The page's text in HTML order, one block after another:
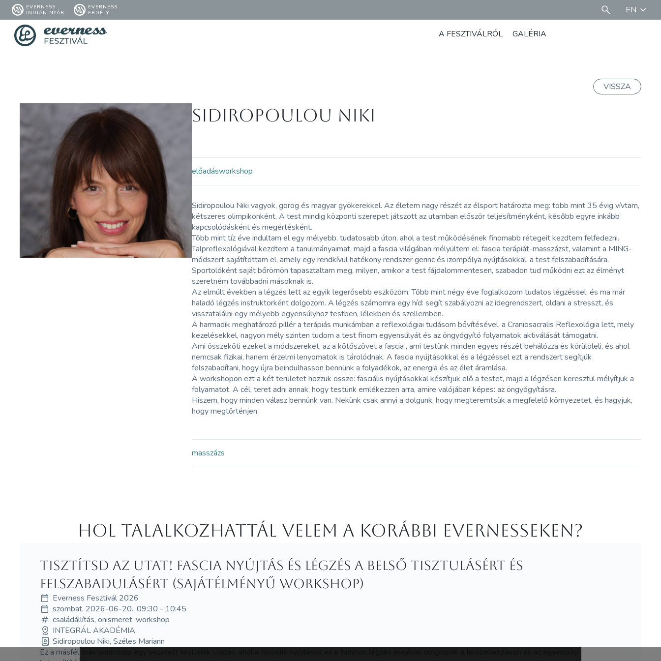
EVERNESS
INDIÁN NYÁR
EVERNESS
ERDÉLY
EN
A FESZTIVÁLRÓL GALÉRIA
VISSZA
Sidiropoulou Niki
előadásworkshop
Sidiropoulou Niki vagyok, görög és magyar gyökerekkel. Az életem nagy részét az élsport határozta meg: több mint 35 évig vívtam,
kétszeres olimpikonként. A test mindig központi szerepet játszott az utamban először teljesítményként, később egyre inkább
kapcsolódásként és megértésként.
Több mint tíz éve indultam el egy mélyebb, tudatosabb úton, ahol a test működésének finomabb rétegeit kezdtem felfedezni.
Talpreflexológiával kezdtem a tanulmányaimat, majd a fascia világában mélyültem el: fascia terápiát-masszázst, valamint a MING-
módszert sajátítottam el, amely egy rendkívül hatékony rendszer gerinc és izompólya nyújtásokkal, a test felszabadítására.
Sportolóként saját bőrömön tapasztaltam meg, milyen, amikor a test fájdalommentesen, szabadon tud működni ezt az élményt
szeretném továbbadni másoknak is.
Az elmúlt években a légzés lett az egyik legerősebb eszközöm. Több mint négy éve foglalkozom tudatos légzéssel, és ma már
haladó légzés instruktorként dolgozom. A légzés számomra egy híd: segít szabályozni az idegrendszert, oldani a stresszt, és
visszatalálni egy mélyebb egyensúlyhoz testben, lélekben és szellemben.
A harmadik meghatározó pillér a terápiás munkámban a reflexológiai tudásom bővítésével, a Craniosacralis Reflexológia lett, mely
kezelésekkel, nagyon mély szinten tudom a test finom egyensúlyát és az öngyógyító folyamatok aktiválását támogatni.
Ami összeköti ezeket a módszereket, az a kötőszövet a fascia , ami testünk minden egyes részét behálózza és körülöleli, és ahol
nemcsak fizikai, hanem érzelmi lenyomatok is tárolódnak. A fascia nyújtásokkal és a légzéssel ezt a rendszert segítjük
felszabadítani, hogy újra beindulhasson bennünk a folyadékok, az energia és az élet áramlása.
A workshopon ezt a két területet hozzuk össze: fasciális nyújtásokkal készítjük elő a testet, majd a légzésen keresztül mélyítjük a
folyamatot. A cél, teret adni annak, hogy testünk emlékezzen arra, amire valójában képes: az öngyógyításra.
Hiszem, hogy minden válasz bennünk van. Nekünk csak annyi a dolgunk, hogy megteremtsük a megfelelő környezetet, és hagyjuk,
hogy megtörténjen.
masszázs
Hol Talalkozhattál velem a korábbi Evernesseken?
Tisztítsd az utat! Fascia nyújtás és Légzés a belső tisztulásért és
felszabadulásért (Sajátélményű workshop)
Everness Fesztivál 2026
szombat, 2026-06-20., 09:30 - 10:45
családállítás, önismeret, workshop
INTEGRÁL AKADÉMIA
Sidiropoulou Niki, Széles Mariann
Ez a másfél órás workshop egy vezetett testlélek utazás, ahol a fasciális nyújtások és a tudatos légzés erejével dolgozunk a felszabaduláson és az egyensúly